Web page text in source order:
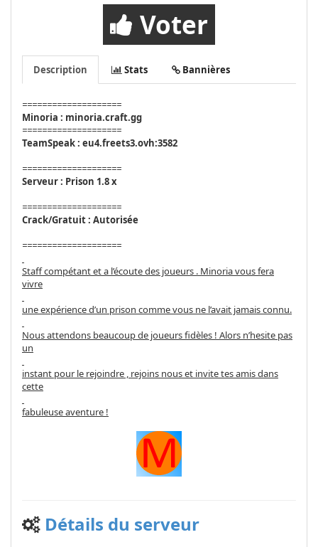
Voter
Description Stats Bannières
====================
Minoria : minoria.craft.gg
====================
TeamSpeak : eu4.freets3.ovh:3582
====================
Serveur : Prison 1.8 x
====================
Crack/Gratuit : Autorisée
====================
Staff compétant et a l’écoute des joueurs . Minoria vous fera
vivre
une expérience d’un prison comme vous ne l’avait jamais connu.
Nous attendons beaucoup de joueurs fidèles ! Alors n’hesite pas
un
instant pour le rejoindre , rejoins nous et invite tes amis dans
cette
fabuleuse aventure !
Détails du serveur